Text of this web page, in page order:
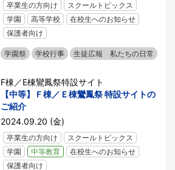
卒業生の方向け
スクールトピックス
学園
高等学校
在校生へのお知らせ
保護者向け
学園祭 学校行事 生徒広報 私たちの日常
F棟／E棟鸞鳳祭特設サイト
【中等】Ｆ棟／Ｅ棟鸞鳳祭 特設サイトの
ご紹介
2024.09.20 (金)
卒業生の方向け
スクールトピックス
学園
中等教育
在校生へのお知らせ
保護者向け